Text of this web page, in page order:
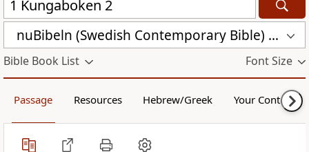
nuBibeln (Swedish Contemporary Bible) (NUB)
Bible Book List Font Size
Passage Resources Hebrew/Greek Your Content